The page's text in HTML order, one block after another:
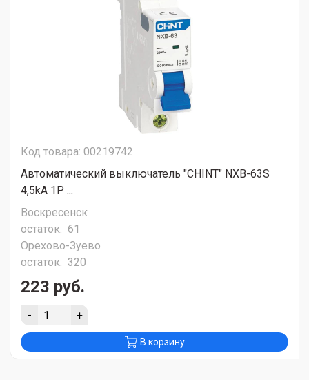
Код товара: 00219742
Автоматический выключатель "CHINT" NXB-63S
4,5kA 1P ...
Воскресенск
остаток: 61
Орехово-Зуево
остаток: 320
223 руб.
- +
В корзину